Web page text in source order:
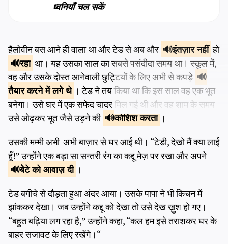
ध्वनियाँ चल सकें
हैलोवीन बस आने ही वाला था और टेड से अब और इंतज़ार नहीं हो
रहा था। यह उसका साल का सबसे पसंदीदा समय था। स्कूल में,
वह और उसके दोस्त आनेवाली छुट्टियों के लिए अभी से कपड़े
तैयार करनेमें लगे थे । टेड ने तय किया था कि इस साल वह एक भूत
बनेगा। उसे घर में एक सफेद चादर मिल गई थी और वह शाम के समय
उसे ओढ़कर भूत जैसे उड़ने की
कोशिशकरता ।
उसकी मम्मी अभी-अभी बाज़ार से घर आई थी। “टेडी, देखो मैं क्या लाई
हूँ!” उन्होंने एक बड़ा सा सन्तरी रंग का कद्दू मेज़ पर रखा और अपने
बेटे कोआवाज़ दी ।
टेड बगीचे से दौड़ता हुआ अंदर आया। उसके पापा ने भी किचन में
झांककर देखा। जब उन्होंने कद्दू को देखा तो उसे देख ख़ुश हो गए।
“बहुत बढ़िया लग रहा है,” उन्होंने कहा, “कल हम इसे तराशकर घर के
बाहर सजावट के लिए रखेंगे।“